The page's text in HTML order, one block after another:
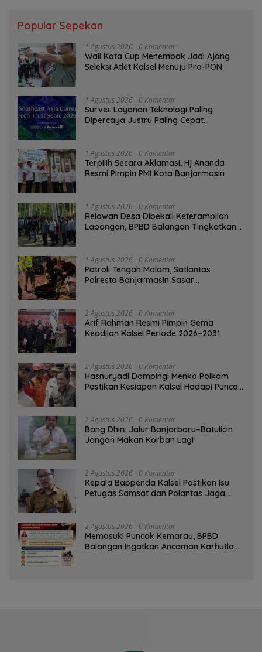
Popular Sepekan
1 Agustus 2026 0 Komentar
Wali Kota Cup Menembak Jadi Ajang
Seleksi Atlet Kalsel Menuju Pra-PON
1 Agustus 2026 0 Komentar
Survei: Layanan Teknologi Paling
Dipercaya Justru Paling Cepat
1 Agustus 2026 0 Komentar
‎Terpilih Secara Aklamasi, Hj Ananda
Resmi Pimpin PMI Kota Banjarmasin
1 Agustus 2026 0 Komentar
Relawan Desa Dibekali Keterampilan
Lapangan, BPBD Balangan Tingkatkan
1 Agustus 2026 0 Komentar
Patroli Tengah Malam, Satlantas
Polresta Banjarmasin Sasar
2 Agustus 2026 0 Komentar
Arif Rahman Resmi Pimpin Gema
Keadilan Kalsel Periode 2026–2031
2 Agustus 2026 0 Komentar
Hasnuryadi Dampingi Menko Polkam
Pastikan Kesiapan Kalsel Hadapi Puncak
2 Agustus 2026 0 Komentar
Bang Dhin: Jalur Banjarbaru–Batulicin
Jangan Makan Korban Lagi
2 Agustus 2026 0 Komentar
Kepala Bappenda Kalsel Pastikan Isu
Petugas Samsat dan Polantas Jaga
2 Agustus 2026 0 Komentar
Memasuki Puncak Kemarau, BPBD
Balangan Ingatkan Ancaman Karhutla